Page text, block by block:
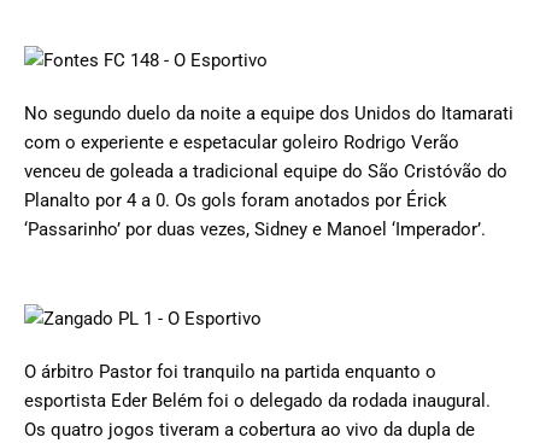
No segundo duelo da noite a equipe dos Unidos do Itamarati
com o experiente e espetacular goleiro Rodrigo Verão
venceu de goleada a tradicional equipe do São Cristóvão do
Planalto por 4 a 0. Os gols foram anotados por Érick
‘Passarinho’ por duas vezes, Sidney e Manoel ‘Imperador’.
O árbitro Pastor foi tranquilo na partida enquanto o
esportista Eder Belém foi o delegado da rodada inaugural.
Os quatro jogos tiveram a cobertura ao vivo da dupla de